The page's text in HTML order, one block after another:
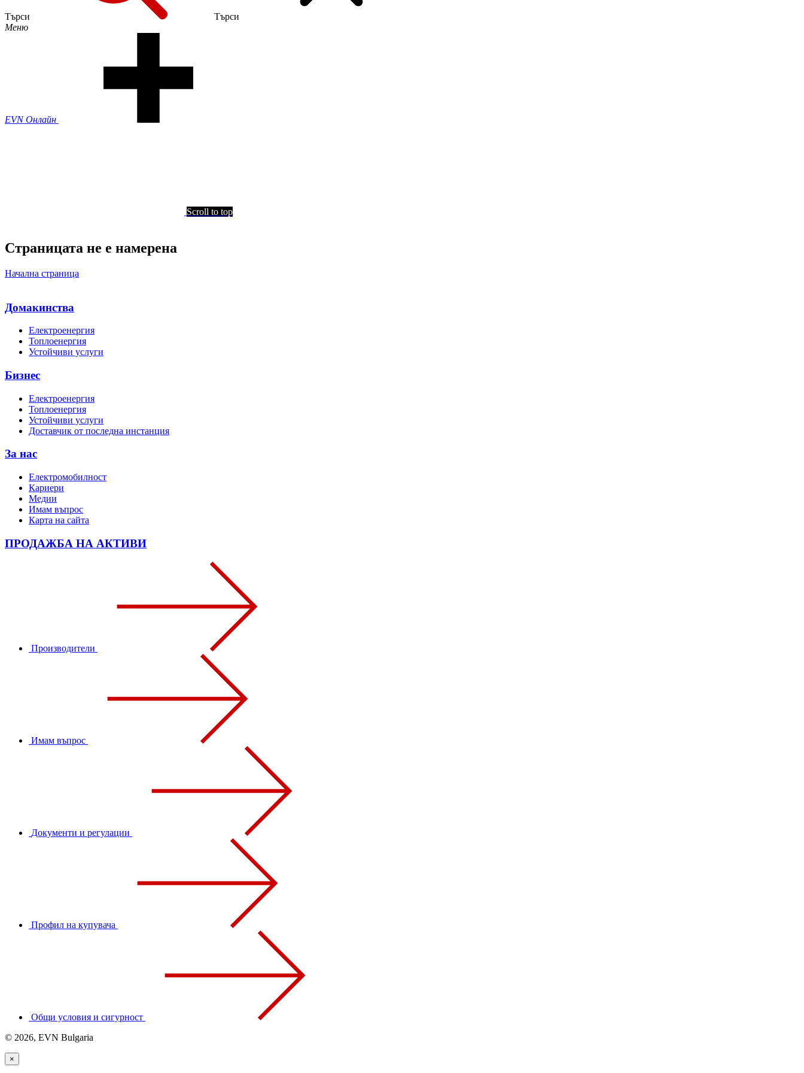
Търси
Търси
Меню
EVN Онлайн
Scroll to top
Страницата не е намерена
Начална страница
Домакинства
Електроенергия
Топлоенергия
Устойчиви услуги
Бизнес
Електроенергия
Топлоенергия
Устойчиви услуги
Доставчик от последна инстанция
За нас
Електромобилност
Кариери
Медии
Имам въпрос
Карта на сайта
ПРОДАЖБА НА АКТИВИ
Производители
Имам въпрос
Документи и регулации
Профил на купувача
Общи условия и сигурност
© 2026, EVN Bulgaria
×